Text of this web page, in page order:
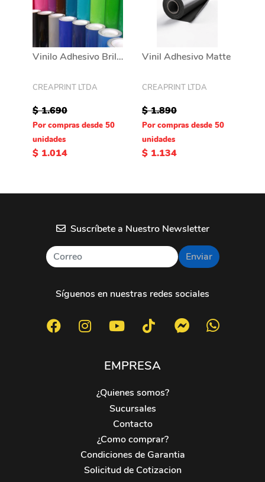
Vinilo Adhesivo Brillante Graficas X Mtrs X 61 Cm de ancho
CREAPRINT LTDA
$ 1.690
Por compras desde 50
unidades
$ 1.014
Vinil Adhesivo Matte
CREAPRINT LTDA
$ 1.890
Por compras desde 50
unidades
$ 1.134
Suscríbete a Nuestro Newsletter
Enviar
Síguenos en nuestras redes sociales
EMPRESA
¿Quienes somos?
Sucursales
Contacto
¿Como comprar?
Condiciones de Garantia
Solicitud de Cotizacion